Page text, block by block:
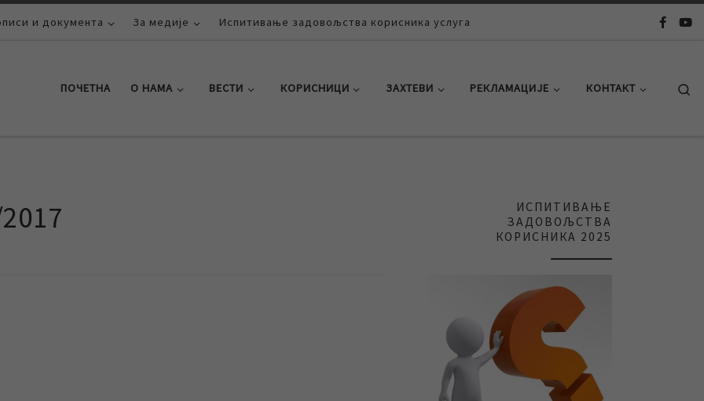
и документа За медије Испитивање задовољства корисника услуга
ПОЧЕТНА О НАМА ВЕСТИ КОРИСНИЦИ ЗАХТЕВИ РЕКЛАМАЦИЈЕ КОНТАКТ
ИСПИТИВАЊЕ
ЗАДОВОЉСТВА
КОРИСНИКА 2025